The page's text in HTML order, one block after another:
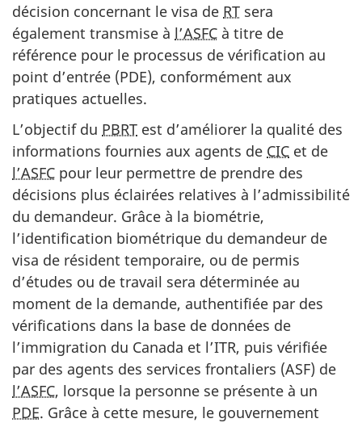
décision concernant le visa de RT sera
également transmise à l’ASFC à titre de
référence pour le processus de vérification au
point d’entrée (PDE), conformément aux
pratiques actuelles.
L’objectif du PBRT est d’améliorer la qualité des
informations fournies aux agents de CIC et de
l’ASFC pour leur permettre de prendre des
décisions plus éclairées relatives à l’admissibilité
du demandeur. Grâce à la biométrie,
l’identification biométrique du demandeur de
visa de résident temporaire, ou de permis
d’études ou de travail sera déterminée au
moment de la demande, authentifiée par des
vérifications dans la base de données de
l’immigration du Canada et l’ITR, puis vérifiée
par des agents des services frontaliers (ASF) de
l’ASFC, lorsque la personne se présente à un
PDE. Grâce à cette mesure, le gouvernement